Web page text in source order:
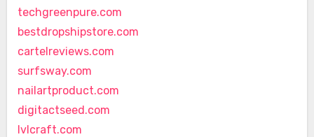
techgreenpure.com
bestdropshipstore.com
cartelreviews.com
surfsway.com
nailartproduct.com
digitactseed.com
lvlcraft.com